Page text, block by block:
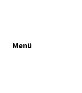
Menü